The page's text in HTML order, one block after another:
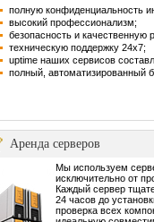
полную конфиденциальность
высокий профессионализм;
безопасность и качественную
техническую поддержку 24х7;
uptime наших сервисов
полный, автоматизированный
Аренда серверов
Мы используем
исключительно от
Каждый сервер
24 часов до
проверка всех